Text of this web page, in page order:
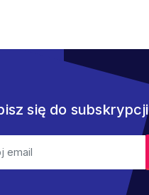
się do subskrypcji